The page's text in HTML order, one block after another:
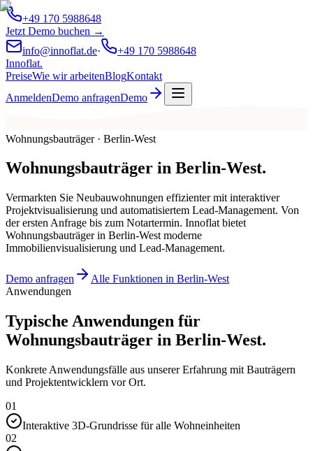
+49 170 5988648
Jetzt Demo buchen →
info@innoflat.de·
+49 170 5988648
Innoflat.
PreiseWie wir arbeitenBlogKontakt
AnmeldenDemo anfragenDemo
Wohnungsbauträger · Berlin-West
Wohnungsbauträger in Berlin-West.
Vermarkten Sie Neubauwohnungen effizienter mit interaktiver
Projektvisualisierung und automatisiertem Lead-Management. Von
der ersten Anfrage bis zum Notartermin. Innoflat bietet
Wohnungsbauträger in Berlin-West moderne
Immobilienvisualisierung und Lead-Management.
Demo anfragen
Alle Funktionen in Berlin-West
Anwendungen
Typische Anwendungen für
Wohnungsbauträger in Berlin-West.
Konkrete Anwendungsfälle aus unserer Erfahrung mit Bauträgern
und Projektentwicklern vor Ort.
01
Interaktive 3D-Grundrisse für alle Wohneinheiten
02